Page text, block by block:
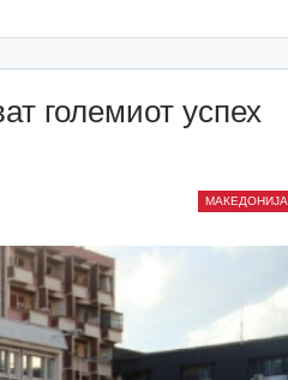
големиот успех
МАКЕДОНИЈА